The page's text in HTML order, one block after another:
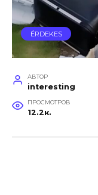
ÉRDEKES
АВТОР
interesting
ПРОСМОТРОВ
12.2к.